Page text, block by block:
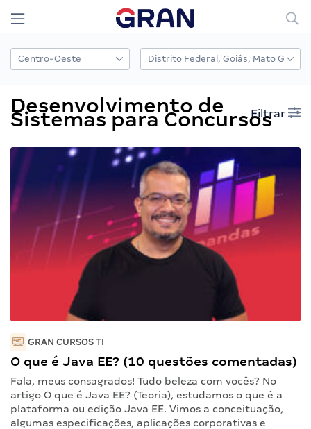
Desenvolvimento de
Sistemas para Concursos
Filtrar
GRAN CURSOS TI
O que é Java EE? (10 questões comentadas)
Fala, meus consagrados! Tudo beleza com vocês? No
artigo O que é Java EE? (Teoria), estudamos o que é a
plataforma ou edição Java EE. Vimos a conceituação,
algumas especificações, aplicações corporativas e